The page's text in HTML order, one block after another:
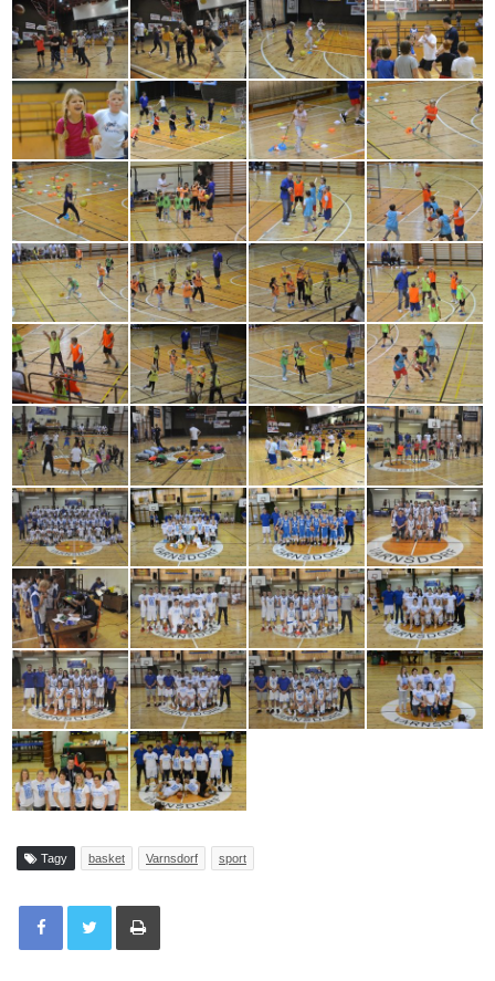
Tagy basket Varnsdorf sport
Tisknout